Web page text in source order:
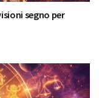
segno per